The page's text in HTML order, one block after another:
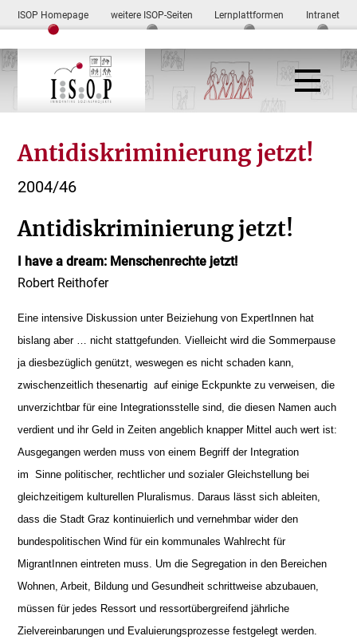
ISOP Homepage weitere ISOP-Seiten Lernplattformen Intranet
Antidiskriminierung jetzt!
2004/46
Antidiskriminierung jetzt!
I have a dream: Menschenrechte jetzt!
Robert Reithofer
Eine intensive Diskussion unter Beiziehung von ExpertInnen hat
bislang aber … nicht stattgefunden. Vielleicht wird die Sommerpause
ja diesbezüglich genützt, weswegen es nicht schaden kann,
zwischenzeitlich thesenartig auf einige Eckpunkte zu verweisen, die
unverzichtbar für eine Integrationsstelle sind, die diesen Namen auch
verdient und ihr Geld in Zeiten angeblich knapper Mittel auch wert ist:
Ausgegangen werden muss von einem Begriff der Integration
im Sinne politischer, rechtlicher und sozialer Gleichstellung bei
gleichzeitigem kulturellen Pluralismus. Daraus lässt sich ableiten,
dass die Stadt Graz kontinuierlich und vernehmbar wider den
bundespolitischen Wind für ein kommunales Wahlrecht für
MigrantInnen eintreten muss. Um die Segregation in den Bereichen
Wohnen, Arbeit, Bildung und Gesundheit schrittweise abzubauen,
müssen für jedes Ressort und ressortübergreifend jährliche
Zielvereinbarungen und Evaluierungsprozesse festgelegt werden.